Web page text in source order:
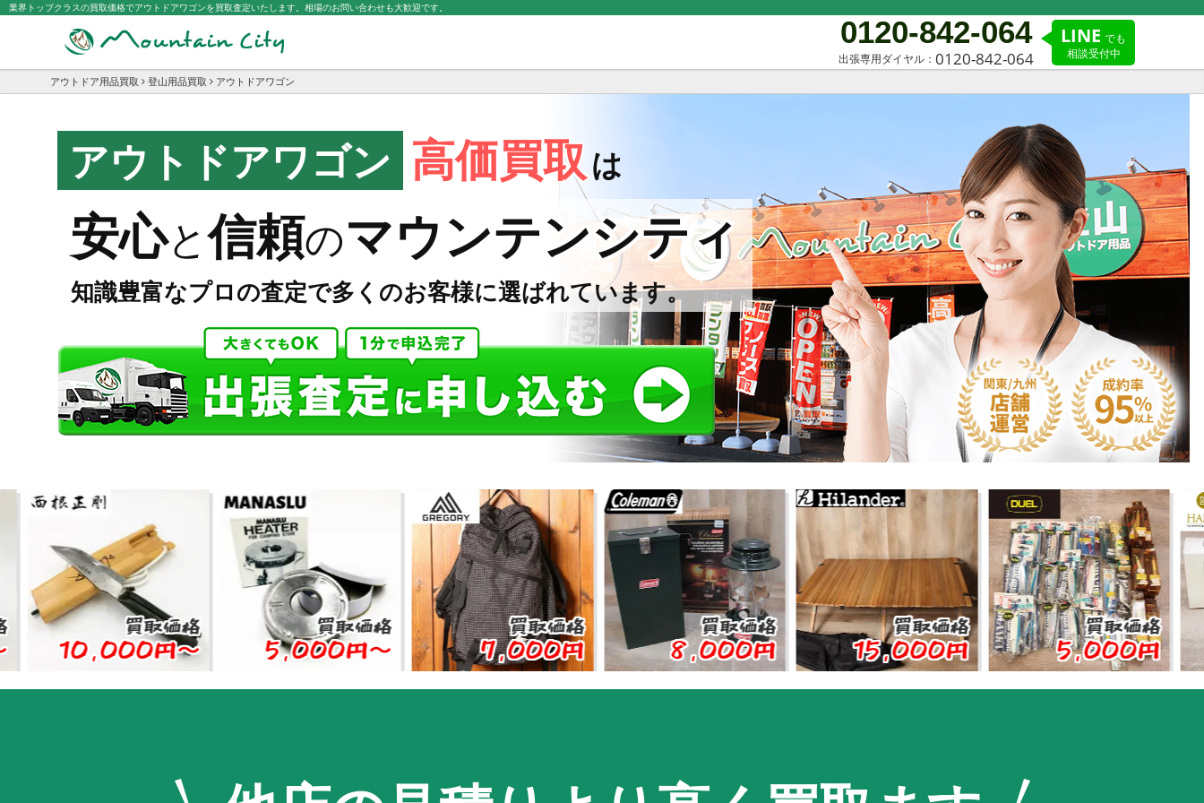
業界トップクラスの買取価格でアウトドアワゴンを買取査定いたします。相場のお問い合わせも大歓迎です。
LINE でも
相談受付中
0120-842-064
出張専用ダイヤル： 0120-842-064
アウトドア用品買取 登山用品買取 アウトドアワゴン
アウトドアワゴン 高価買取は
安心と信頼のマウンテンシティ
知識豊富なプロの査定で多くのお客様に選ばれています。
買取価格
円〜
買取価格
5,000円〜
買取価格
7,000円
買取価格
8,000円
買取価格
15,000円
買取価格
5,000円